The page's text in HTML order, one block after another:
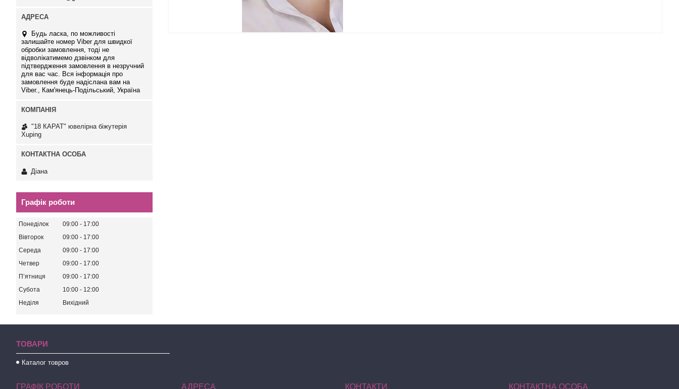
Будь ласка, по можливості
залишайте номер Viber для швидкої
обробки замовлення, тоді не
відволікатимемо дзвінком для
підтвердження замовлення в незручний
для вас час. Вся інформація про
замовлення буде надіслана вам на
Viber., Кам'янець-Подільський, Україна
"18 КАРАТ" ювелірна біжутерія
Xuping
Діана
Графік роботи
Понеділок 09:00
17:00
Вівторок
09:00
17:00
Середа
09:00
17:00
Четвер
09:00
17:00
Пʼятниця
09:00
17:00
Субота
10:00
12:00
Неділя
Вихідний
ТОВАРИ
Каталог товров
ГРАФІК РОБОТИ